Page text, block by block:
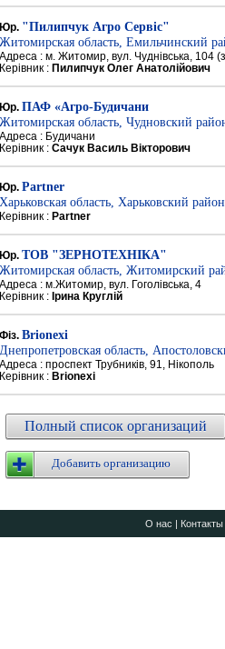
Юр. "Пилипчук Агро Сервіс"
Житомирская область, Емильчинский
Адреса : м. Житомир, вул. Чуднівська, 104
Керівник : Пилипчук Олег Анатолійович
Юр. ПАФ «Агро-Будичани
Житомирская область, Чудновский
Адреса : Будичани
Керівник : Сачук Василь Вікторович
Юр. Partner
Харьковская область, Харьковский район
Керівник : Partner
Юр. ТОВ "ЗЕРНОТЕХНІКА"
Житомирская область, Житомирский
Адреса : м.Житомир, вул. Гоголівська, 4
Керівник : Ірина Круглій
Фіз. Brionexi
Днепропетровская область,
Адреса : проспект Трубників, 91, Нікополь
Керівник : Brionexi
Полный список организаций
Добавить организацию
О нас | Контакты